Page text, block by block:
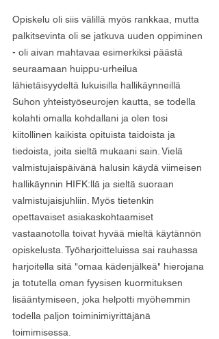
Opiskelu oli siis välillä myös rankkaa, mutta
palkitsevinta oli se jatkuva uuden oppiminen
- oli aivan mahtavaa esimerkiksi päästä
seuraamaan huippu-urheilua
lähietäisyydeltä lukuisilla hallikäynneillä
Suhon yhteistyöseurojen kautta, se todella
kolahti omalla kohdallani ja olen tosi
kiitollinen kaikista opituista taidoista ja
tiedoista, joita sieltä mukaani sain. Vielä
valmistujaispäivänä halusin käydä viimeisen
hallikäynnin HIFK:llä ja sieltä suoraan
valmistujaisjuhliin. Myös tietenkin
opettavaiset asiakaskohtaamiset
vastaanotolla toivat hyvää mieltä käytännön
opiskelusta. Työharjoitteluissa sai rauhassa
harjoitella sitä "omaa kädenjälkeä" hierojana
ja totutella oman fyysisen kuormituksen
lisääntymiseen, joka helpotti myöhemmin
todella paljon toiminimiyrittäjänä
toimimisessa.